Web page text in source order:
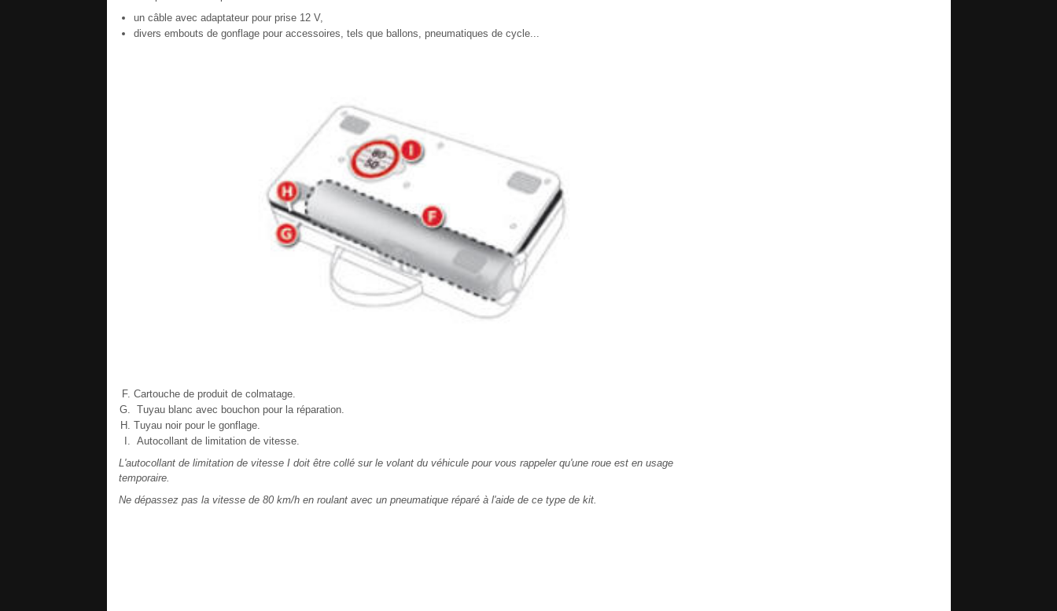
un câble avec adaptateur pour prise 12 V,
divers embouts de gonflage pour accessoires, tels que ballons, pneumatiques de cycle...
Cartouche de produit de colmatage.
Tuyau blanc avec bouchon pour la réparation.
Tuyau noir pour le gonflage.
Autocollant de limitation de vitesse.
L'autocollant de limitation de vitesse I doit être collé sur le volant du véhicule pour vous rappeler qu'une roue est en usage
temporaire.
Ne dépassez pas la vitesse de 80 km/h en roulant avec un pneumatique réparé à l'aide de ce type de kit.